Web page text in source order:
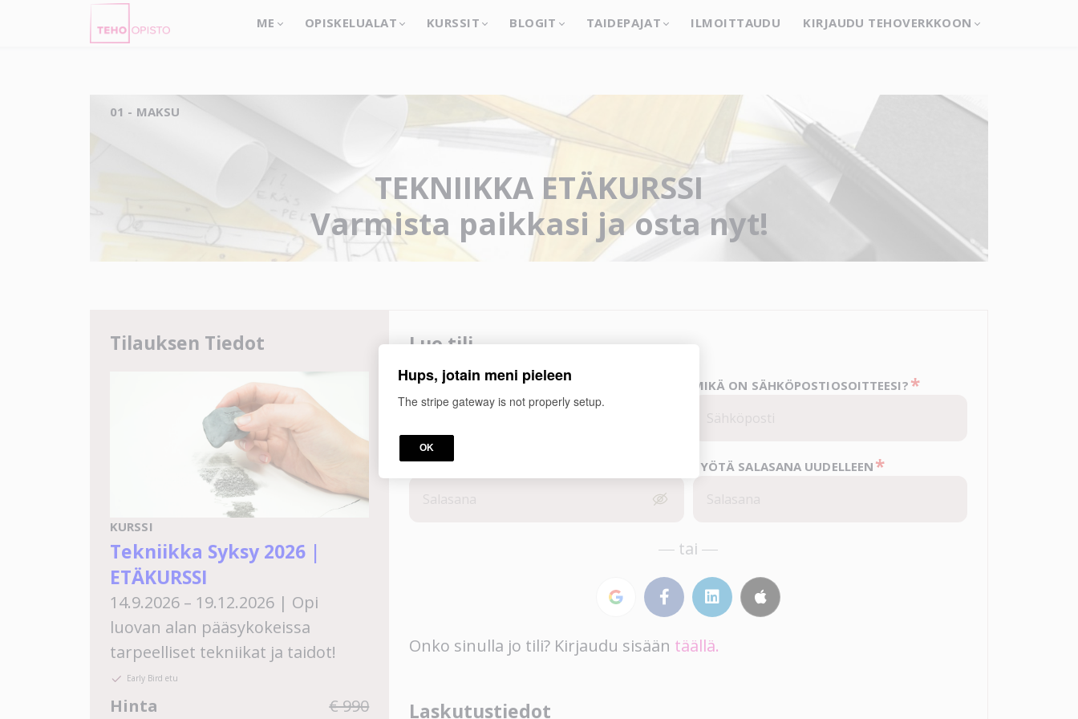
ME OPISKELUALAT KURSSIT BLOGIT TAIDEPAJAT ILMOITTAUDU KIRJAUDU TEHOVERKKOON
01 - MAKSU
TEKNIIKKA ETÄKURSSI
Varmista paikkasi ja osta nyt!
Tilauksen Tiedot
KURSSI
Tekniikka Syksy 2026 |
ETÄKURSSI
14.9.2026 – 19.12.2026 | Opi
luovan alan pääsykokeissa
tarpeelliset tekniikat ja taidot!
Early Bird etu
Hinta € 990
Luo tili
MIKÄ ON NIMESI? * MIKÄ ON SÄHKÖPOSTIOSOITTEESI?*
SALASANASI? SYÖTÄ SALASANA UUDELLEEN*
tai
Onko sinulla jo tili? Kirjaudu sisään täällä.
Laskutustiedot
Hups, jotain meni pieleen
The stripe gateway is not properly setup.
OK